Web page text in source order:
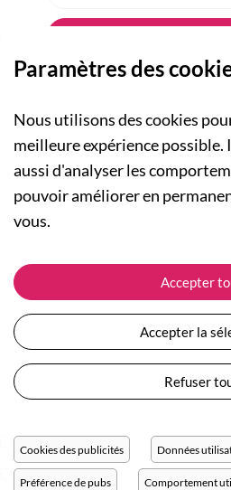
A PROPOS
Qui sommes-nous ?
Actualités
Nos engagements
Plan du site
Devenir revendeur
Collection Femme
Collection Enfants
Les Totebags
Nos différents thèmes
ASSISTANCE
Suivre ma commande
Expédition et livraison
Retour et
Moyens de paiement
Questions / Réponses
Conditions générales de vente
Protection des données personnelles
Réglage des cookies
Paramètres des
Nous utilisons des cookies
meilleure expérience
aussi d'analyser les
pouvoir améliorer en
vous.
Accepter
Accepter la
Refuser
Cookies des publicités Données
Préférence de pubs Comportement